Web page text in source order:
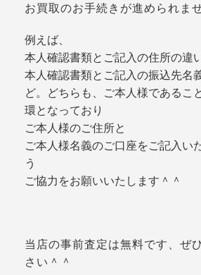
お買取のお手続きが進められませ
例えば、
本人確認書類とご記入の住所の違
本人確認書類とご記入の振込先
ど。どちらも、ご本人様であるこ
環となっており
ご本人様のご住所と
ご本人様名義のご口座をご記入い
う
ご協力をお願いいたします＾＾
当店の事前査定は無料です、ぜ
さい＾＾